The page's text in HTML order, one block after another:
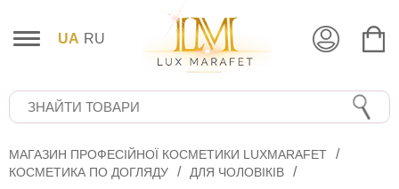
UA RU
МАГАЗИН ПРОФЕСІЙНОЇ КОСМЕТИКИ LUXMARAFET
КОСМЕТИКА ПО ДОГЛЯДУ
ДЛЯ ЧОЛОВІКІВ